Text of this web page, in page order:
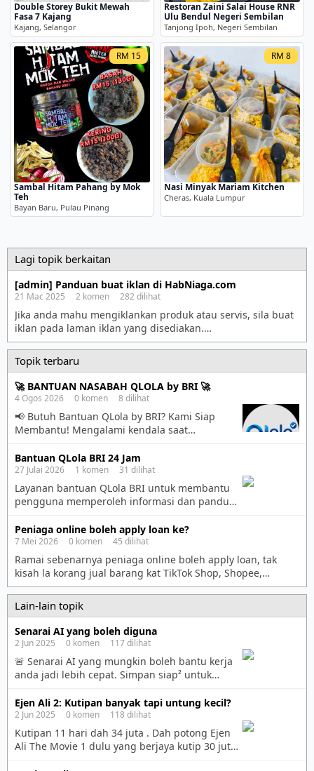
Double Storey Bukit Mewah
Fasa 7 Kajang
Kajang, Selangor
Restoran Zaini Salai House RNR
Ulu Bendul Negeri Sembilan
Tanjong Ipoh, Negeri Sembilan
RM 15
Sambal Hitam Pahang by Mok
Teh
Bayan Baru, Pulau Pinang
RM 8
Nasi Minyak Mariam Kitchen
Cheras, Kuala Lumpur
Lagi topik berkaitan
[admin] Panduan buat iklan di HabNiaga.com
21 Mac 2025 2 komen 282 dilihat
Jika anda mahu mengiklankan produk atau servis, sila buat
iklan pada laman iklan yang disediakan.
https://habniaga.com/iklan/ Sila tonton semua video
panduan iklan ini supaya anda faham teknik membuat iklan
berkesan. 1. Panduan iklan 1 – Cara tulis tajuk iklan 2.
Panduan iklan 2 – Cara nak setkan maklumat iklan 3.
Panduan iklan […]
Topik terbaru
🚀 BANTUAN NASABAH QLOLA by BRI 🚀
4 Ogos 2026 0 komen 8 dilihat
📢 Butuh Bantuan QLola by BRI? Kami Siap
Membantu! Mengalami kendala saat
memberikan panduan penggunaan dan
membantu menjelaskan berbagai fitur QLola. 🌐
Kunjungi halaman informasi: https://qlolabri-
mcsrbi2t.manus.space Layanan yang dapat
dibantu: ✅ Panduan registrasi & aktivasi akun
✅ Bantuan login & reset password ✅
Pengaturan User ID & hak akses […]
Bantuan QLola BRI 24 Jam
27 Julai 2026 1 komen 31 dilihat
Layanan bantuan QLola BRI untuk membantu
pengguna memperoleh informasi dan panduan
lanjut, silakan kunjungi:
https://www.qlolahelp.app⁠ Silakan ikuti
prosedur keamanan yang berlaku dan jangan
pernah membagikan PIN, password, atau OTP
kepada siapa pun kecuali melalui mekanisme
resmi yang ditetapkan.
Peniaga online boleh apply loan ke?
7 Mei 2026 0 komen 45 dilihat
Ramai sebenarnya peniaga online boleh apply loan, tak
kisah la korang jual barang kat TikTok Shop, Shopee,
Facebook atau buat bisnes sendiri. Cuma bezanya, proses
dia kadang-kadang lebih detail sikit berbanding orang
makan gaji sebab bank nak tengok bukti income korang
konsisten atau tak. Biasanya benda paling penting bank nak
tengok ialah aliran duit masuk. […]
Lain-lain topik
Senarai AI yang boleh diguna
2 Jun 2025 0 komen 117 dilihat
🚨 Senarai AI yang mungkin boleh bantu kerja
anda jadi lebih cepat. Simpan siap² untuk
Dapatkan jawapan serta-merta untuk apa saja
soalan. https://chatgpt.com 2. pika.art – Cipta
video menggunakan AI, cepat dan kreatif.
https://pika.art 3. krea.ai – Reka logo
profesional dalam sekelip mata. https://krea.ai
4. fliki.ai – Tambah voiceover […]
Ejen Ali 2: Kutipan banyak tapi untung kecil?
2 Jun 2025 0 komen 118 dilihat
Kutipan 11 hari dah 34 juta . Dah potong Ejen
Ali The Movie 1 dulu yang berjaya kutip 30 juta